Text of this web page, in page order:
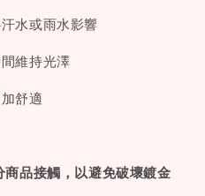
水或雨水影響
維持光澤
舒適
品接觸，以避免破壞鍍金